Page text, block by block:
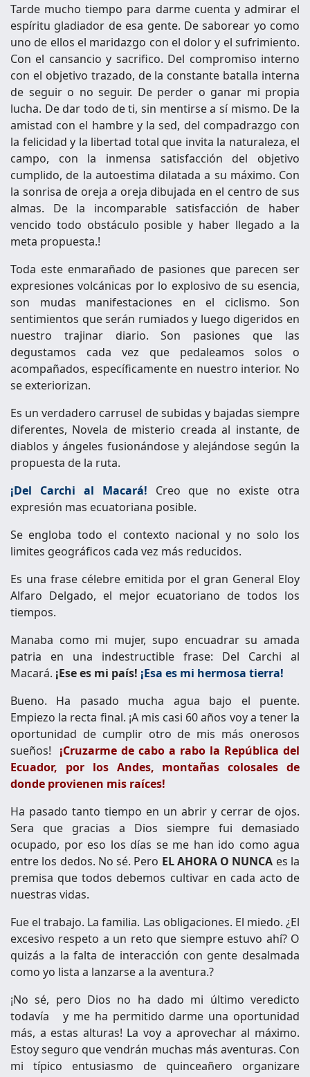
Tarde mucho tiempo para darme cuenta y admirar el
espíritu gladiador de esa gente. De saborear yo como
uno de ellos el maridazgo con el dolor y el sufrimiento.
Con el cansancio y sacrifico. Del compromiso interno
con el objetivo trazado, de la constante batalla interna
de seguir o no seguir. De perder o ganar mi propia
lucha. De dar todo de ti, sin mentirse a sí mismo. De la
amistad con el hambre y la sed, del compadrazgo con
la felicidad y la libertad total que invita la naturaleza, el
campo, con la inmensa satisfacción del objetivo
cumplido, de la autoestima dilatada a su máximo. Con
la sonrisa de oreja a oreja dibujada en el centro de sus
almas. De la incomparable satisfacción de haber
vencido todo obstáculo posible y haber llegado a la
meta propuesta.!
Toda este enmarañado de pasiones que parecen ser
expresiones volcánicas por lo explosivo de su esencia,
son mudas manifestaciones en el ciclismo. Son
sentimientos que serán rumiados y luego digeridos en
nuestro trajinar diario. Son pasiones que las
degustamos cada vez que pedaleamos solos o
acompañados, específicamente en nuestro interior. No
se exteriorizan.
Es un verdadero carrusel de subidas y bajadas siempre
diferentes, Novela de misterio creada al instante, de
diablos y ángeles fusionándose y alejándose según la
propuesta de la ruta.
¡Del Carchi al Macará!
Creo que no existe otra
expresión mas ecuatoriana posible.
Se engloba todo el contexto nacional y no solo los
limites geográficos cada vez más reducidos.
Es una frase célebre emitida por el gran General Eloy
Alfaro Delgado, el mejor ecuatoriano de todos los
tiempos.
Manaba como mi mujer, supo encuadrar su amada
patria en una indestructible frase: Del Carchi al
Macará. ¡Ese es mi país! ¡Esa es mi hermosa tierra!
Bueno. Ha pasado mucha agua bajo el puente.
Empiezo la recta final. ¡A mis casi 60 años voy a tener la
oportunidad de cumplir otro de mis más onerosos
sueños! ¡Cruzarme de cabo a rabo la República del
Ecuador, por los Andes, montañas colosales de
donde provienen mis raíces!
Ha pasado tanto tiempo en un abrir y cerrar de ojos.
Sera que gracias a Dios siempre fui demasiado
ocupado, por eso los días se me han ido como agua
entre los dedos. No sé. Pero EL AHORA O NUNCA es la
premisa que todos debemos cultivar en cada acto de
nuestras vidas.
Fue el trabajo. La familia. Las obligaciones. El miedo. ¿El
excesivo respeto a un reto que siempre estuvo ahí? O
quizás a la falta de interacción con gente desalmada
como yo lista a lanzarse a la aventura.?
¡No sé, pero Dios no ha dado mi último veredicto
todavía y me ha permitido darme una oportunidad
más, a estas alturas! La voy a aprovechar al máximo.
Estoy seguro que vendrán muchas más aventuras. Con
mi típico entusiasmo de quinceañero organizare